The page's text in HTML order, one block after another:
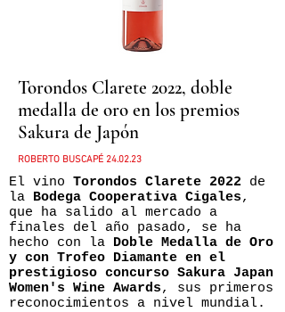
Torondos Clarete 2022, doble
medalla de oro en los premios
Sakura de Japón
ROBERTO BUSCAPÉ 24.02.23
El vino Torondos Clarete 2022 de
la Bodega Cooperativa Cigales,
que ha salido al mercado a
finales del año pasado, se ha
hecho con la Doble Medalla de Oro
y con Trofeo Diamante en el
prestigioso concurso Sakura Japan
Women's Wine Awards, sus primeros
reconocimientos a nivel mundial.